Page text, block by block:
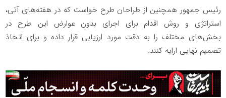
رئیس جمهور همچنین از طراحان طرح خواست که در هفته‌های آتی،
استراتژی و روش اقدام برای اجرای بدون عوارض این طرح در
بخش‌های مختلف را به دقت مورد ارزیابی قرار داده و برای اتخاذ
تصمیم نهایی ارایه کنند.